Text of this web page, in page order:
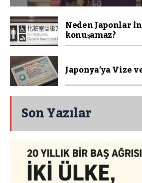
Neden Japonlar
konuşamaz?
Japonya’ya Vize
Son Yazılar